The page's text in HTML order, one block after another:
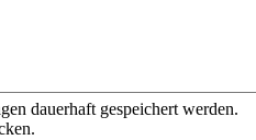
dauerhaft gespeichert werden.